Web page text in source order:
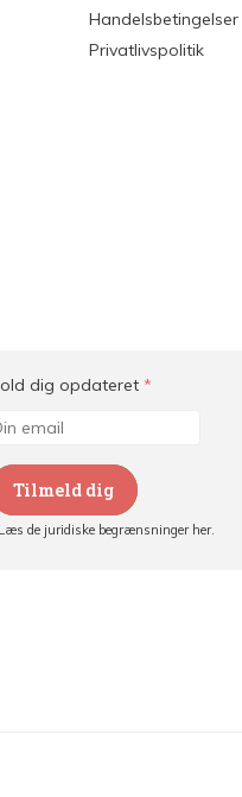
Handelsbetingelser
Privatlivspolitik
dig opdateret *
Tilmeld dig
de juridiske begrænsninger her.